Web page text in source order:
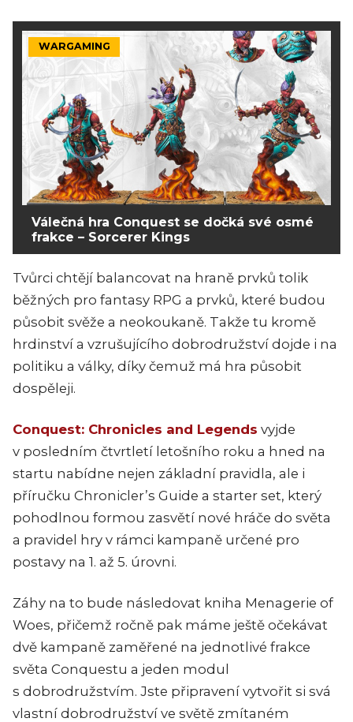
WARGAMING
Válečná hra Conquest se dočká své osmé
frakce – Sorcerer Kings
Tvůrci chtějí balancovat na hraně prvků tolik
běžných pro fantasy RPG a prvků, které budou
působit svěže a neokoukaně. Takže tu kromě
hrdinství a vzrušujícího dobrodružství dojde i na
politiku a války, díky čemuž má hra působit
dospěleji.
Conquest: Chronicles and Legends vyjde
v posledním čtvrtletí letošního roku a hned na
startu nabídne nejen základní pravidla, ale i
příručku Chronicler’s Guide a starter set, který
pohodlnou formou zasvětí nové hráče do světa
a pravidel hry v rámci kampaně určené pro
postavy na 1. až 5. úrovni.
Záhy na to bude následovat kniha Menagerie of
Woes, přičemž ročně pak máme ještě očekávat
dvě kampaně zaměřené na jednotlivé frakce
světa Conquestu a jeden modul
s dobrodružstvím. Jste připravení vytvořit si svá
vlastní dobrodružství ve světě zmítaném